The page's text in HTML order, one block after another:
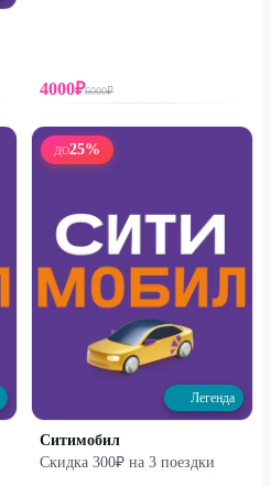
4000₽6000₽
ДО25%
Легенда
Ситимобил
Скидка 300₽ на 3 поездки